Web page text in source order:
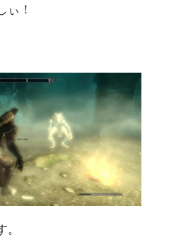
ぃ！